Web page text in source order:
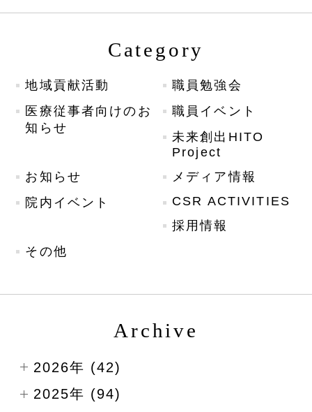
Category
地域貢献活動
職員勉強会
医療従事者向けのお
知らせ
職員イベント
未来創出HITO
Project
お知らせ
メディア情報
院内イベント
CSR ACTIVITIES
採用情報
その他
Archive
2026年 (42)
2025年 (94)